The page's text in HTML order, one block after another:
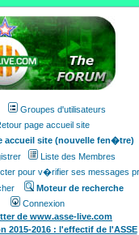
Groupes d'utilisateurs
page accueil site
accueil site (nouvelle fen�tre)
Liste des Membres
pour v�rifier ses messages
Moteur de recherche
Connexion
de www.asse-live.com
2015-2016 : l'effectif de l'ASSE